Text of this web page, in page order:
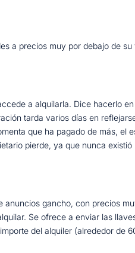
a precios muy por debajo de
a alquilarla. Dice hacerlo
tarda varios días en
que ha pagado de más, el
pierde, ya que nunca
gancho, con precios
Se ofrece a enviar las
del alquiler (alrededor de